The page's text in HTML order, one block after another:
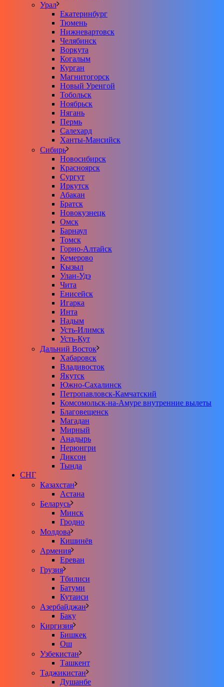
Урал
Екатеринбург
Тюмень
Нижневартовск
Челябинск
Воркута
Когалым
Курган
Магнитогорск
Новый Уренгой
Тобольск
Ноябрьск
Нягань
Пермь
Салехард
Ханты-Мансийск
Сибирь
Новосибирск
Красноярск
Сургут
Иркутск
Абакан
Братск
Новокузнецк
Омск
Барнаул
Томск
Горно-Алтайск
Кемерово
Кызыл
Улан-Удэ
Чита
Енисейск
Игарка
Инта
Надым
Усть-Илимск
Усть-Кут
Дальний Восток
Хабаровск
Владивосток
Якутск
Южно-Сахалинск
Петропавловск-Камчатский
Комсомольск-на-Амуре внутренние вылеты
Благовещенск
Магадан
Мирный
Анадырь
Нерюнгри
Диксон
Тында
СНГ
Казахстан
Астана
Беларусь
Минск
Гродно
Молдова
Кишинёв
Армения
Ереван
Грузия
Тбилиси
Батуми
Кутаиси
Азербайджан
Баку
Киргизия
Бишкек
Ош
Узбекистан
Ташкент
Таджикистан
Душанбе